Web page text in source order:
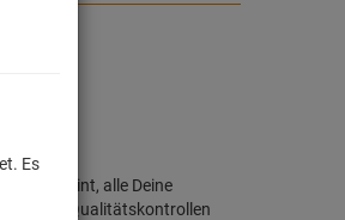
Print, alle Deine
Qualitätskontrollen
Es